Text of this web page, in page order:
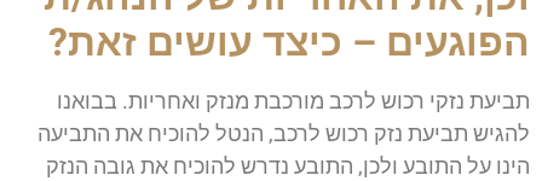
הפוגעים – כיצד עושים זאת?
תביעת נזקי רכוש לרכב מורכבת מנזק ואחריות. בבואנו
להגיש תביעת נזק רכוש לרכב, הנטל להוכיח את התביעה
הינו על התובע ולכן, התובע נדרש להוכיח את גובה הנזק